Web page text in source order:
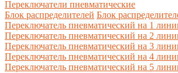
Переключатели пневматические
Блок распределителей Блок
Переключатель пневматический на 1
Переключатель пневматический на 2
Переключатель пневматический на 3
Переключатель пневматический на 4
Переключатель пневматический на 5